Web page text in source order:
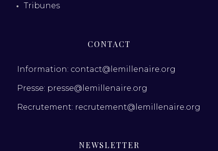
Tribunes
CONTACT
Information: contact@lemillenaire.org
Presse: presse@lemillenaire.org
Recrutement: recrutement@lemillenaire.org
NEWSLETTER